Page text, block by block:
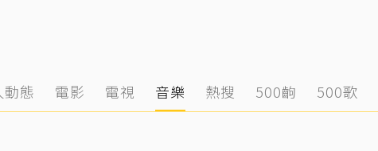
動態 電影 電視 音樂 熱搜 500齣 500歌